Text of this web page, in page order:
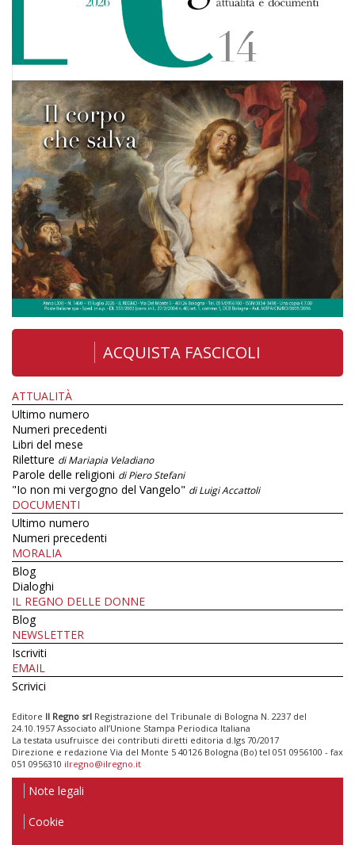
ACQUISTA FASCICOLI
ATTUALITÀ
Ultimo numero
Numeri precedenti
Libri del mese
Riletture di Mariapia Veladiano
Parole delle religioni di Piero Stefani
"Io non mi vergogno del Vangelo" di Luigi Accattoli
DOCUMENTI
Ultimo numero
Numeri precedenti
MORALIA
Blog
Dialoghi
IL REGNO DELLE DONNE
Blog
NEWSLETTER
Iscriviti
EMAIL
Scrivici
Editore Il Regno srl Registrazione del Tribunale di Bologna N. 2237 del
24.10.1957 Associato all’Unione Stampa Periodica Italiana
La testata usufruisce dei contributi diretti editoria d.lgs 70/2017
Direzione e redazione Via del Monte 5 40126 Bologna (Bo) tel 051 0956100 - fax
051 0956310 ilregno@ilregno.it
Note legali
Cookie